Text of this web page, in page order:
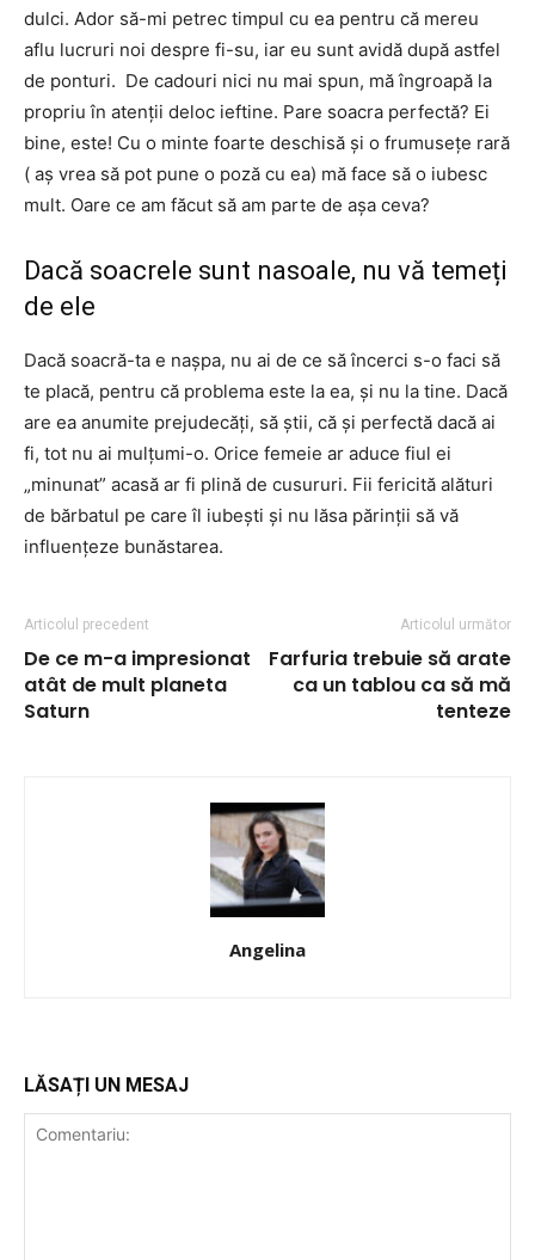
dulci. Ador să-mi petrec timpul cu ea pentru că mereu
aflu lucruri noi despre fi-su, iar eu sunt avidă după astfel
de ponturi. De cadouri nici nu mai spun, mă îngroapă la
propriu în atenții deloc ieftine. Pare soacra perfectă? Ei
bine, este! Cu o minte foarte deschisă și o frumusețe rară
( aș vrea să pot pune o poză cu ea) mă face să o iubesc
mult. Oare ce am făcut să am parte de așa ceva?
Dacă soacrele sunt nasoale, nu vă temeți
de ele
Dacă soacră-ta e nașpa, nu ai de ce să încerci s-o faci să
te placă, pentru că problema este la ea, și nu la tine. Dacă
are ea anumite prejudecăți, să știi, că și perfectă dacă ai
fi, tot nu ai mulțumi-o. Orice femeie ar aduce fiul ei
„minunat” acasă ar fi plină de cusururi. Fii fericită alături
de bărbatul pe care îl iubești și nu lăsa părinții să vă
influențeze bunăstarea.
Articolul precedent
De ce m-a impresionat
atât de mult planeta
Saturn
Articolul următor
Farfuria trebuie să arate
ca un tablou ca să mă
tenteze
Angelina
LĂSAȚI UN MESAJ